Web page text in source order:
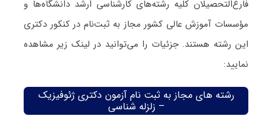
فارغ‌‌التحصیلان کلیه رشته‌های کارشناسی ارشد دانشگاه‌ها و
مؤسسات آموزش عالی کشور مجاز به ثبت‌نام در کنکور دکتری
این رشته هستند. جزئیات را می‌توانید در لینک زیر مشاهده
نمایید:
رشته های مجاز به ثبت نام آزمون دکتری ژئوفیزیک
– زلزله شناسی